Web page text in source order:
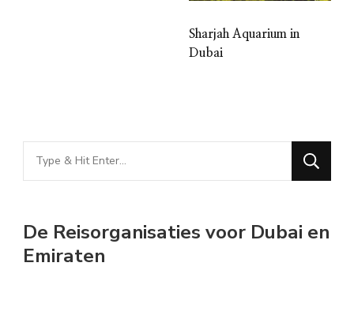
Sharjah Aquarium in
Dubai
Looking
for
De Reisorganisaties voor Dubai en
Emiraten